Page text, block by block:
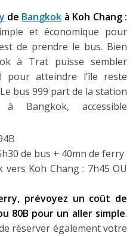
de Bangkok à Koh Chang :
et économique pour
de prendre le bus. Bien
à Trat puisse sembler
atteindre l’île reste
bus 999 part de la station
Bangkok, accessible
de bus + 40mn de ferry
Koh Chang : 7h45 OU
prévoyez un coût de
80B pour un aller simple.
réserver également votre